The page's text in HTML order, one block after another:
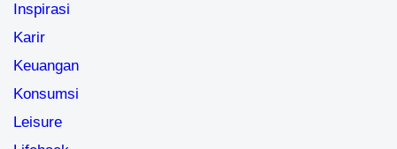
Inspirasi
Karir
Keuangan
Konsumsi
Leisure